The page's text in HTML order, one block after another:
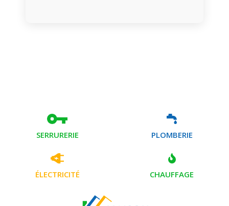
SERRURERIE PLOMBERIE
ÉLECTRICITÉ CHAUFFAGE